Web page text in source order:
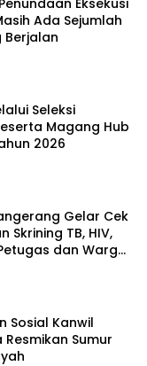
Ada Sejumlah
Berjalan
Seleksi
Magang Hub
2026
Gelar Cek
Skrining TB, HIV,
dan Warga
Sosial Kanwil
Sumur